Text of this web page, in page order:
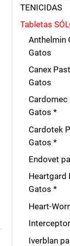
TENICIDAS
Tabletas
Anthelmin
Gatos
Canex
Gatos
Cardomec
Gatos *
Cardotek
Gatos *
Endovet
Heartgard
Gatos *
Heart-
Iverblan